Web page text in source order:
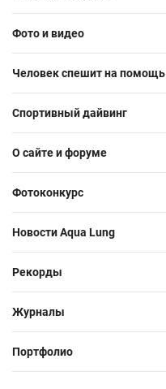
Фото и видео
Человек спешит на помощь
Спортивный дайвинг
О сайте и форуме
Фотоконкурс
Новости Aqua Lung
Рекорды
Журналы
Портфолио